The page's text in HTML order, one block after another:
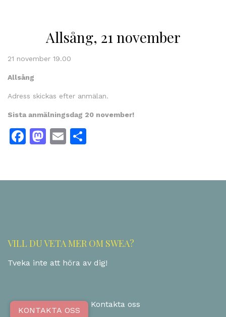
Allsång, 21 november
21 november 19.00
Allsång
Adress skickas efter anmälan.
Sista anmälningsdag 20 november!
Facebook
Mastodon
Email
VILL DU VETA MER OM SWEA?
Tveka inte att höra av dig!
KONTAKTA OSS
Kontakta oss